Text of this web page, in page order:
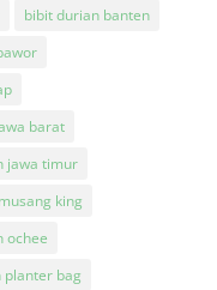
bibit durian banten
barat
jawa timur
king
ochee
planter bag